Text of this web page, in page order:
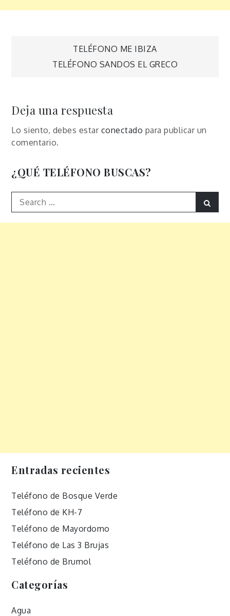
Navegación
entradas
TELÉFONO ME IBIZA
TELÉFONO SANDOS EL GRECO
Deja una respuesta
Lo siento, debes estar conectado para publicar un
comentario.
¿QUÉ TELÉFONO BUSCAS?
Search
for:
Entradas recientes
Teléfono de Bosque Verde
Teléfono de KH-7
Teléfono de Mayordomo
Teléfono de Las 3 Brujas
Teléfono de Brumol
Categorías
Agua